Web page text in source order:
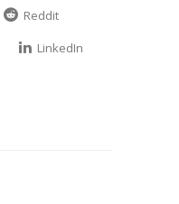
Reddit
LinkedIn